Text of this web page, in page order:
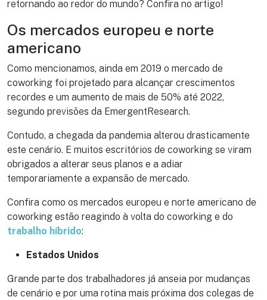
retornando ao redor do mundo? Confira no artigo!
Os mercados europeu e norte
americano
Como mencionamos, ainda em 2019 o mercado de
coworking foi projetado para alcançar crescimentos
recordes e um aumento de mais de 50% até 2022,
segundo previsões da EmergentResearch.
Contudo, a chegada da pandemia alterou drasticamente
este cenário. E muitos escritórios de coworking se viram
obrigados a alterar seus planos e a adiar
temporariamente a expansão de mercado.
Confira como os mercados europeu e norte americano de
coworking estão reagindo à volta do coworking e do
trabalho híbrido:
Estados Unidos
Grande parte dos trabalhadores já anseia por mudanças
de cenário e por uma rotina mais próxima dos colegas de